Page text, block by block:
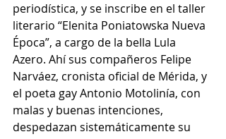
periodística, y se inscribe en el taller
literario “Elenita Poniatowska Nueva
Época”, a cargo de la bella Lula
Azero. Ahí sus compañeros Felipe
Narváez, cronista oficial de Mérida, y
el poeta gay Antonio Motolinía, con
malas y buenas intenciones,
despedazan sistemáticamente su